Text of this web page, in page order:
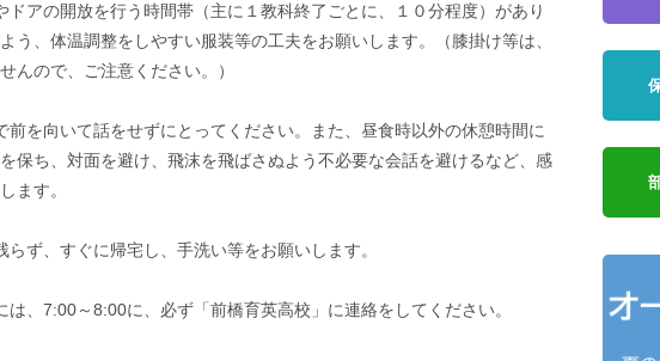
アの開放を行う時間帯（主に１教科終了ごとに、１０分程度）があり
う、体温調整をしやすい服装等の工夫をお願いします。（膝掛け等は、
んので、ご注意ください。）
を向いて話をせずにとってください。また、昼食時以外の休憩時間に
保ち、対面を避け、飛沫を飛ばさぬよう不必要な会話を避けるなど、感
ます。
ず、すぐに帰宅し、手洗い等をお願いします。
、7:00～8:00に、必ず「前橋育英高校」に連絡をしてください。